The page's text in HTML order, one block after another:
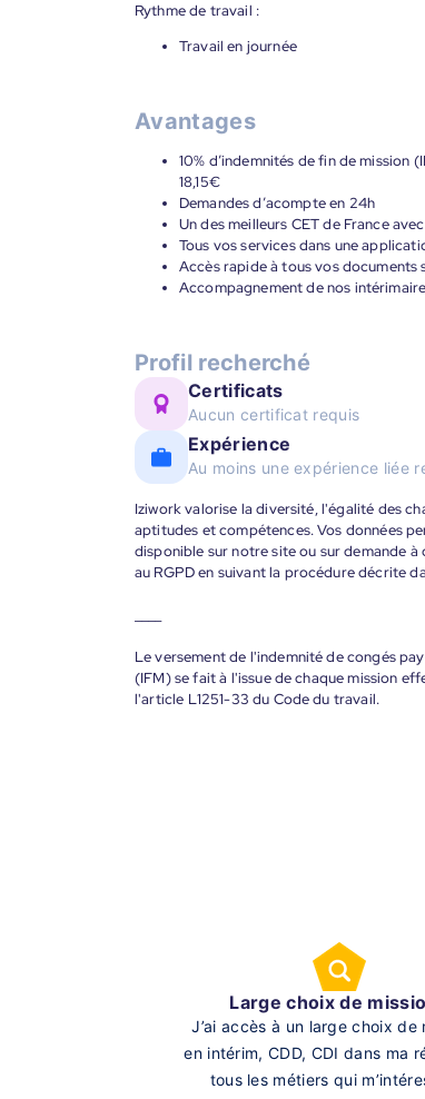
Rythme de travail :
Travail en journée
Avantages
10% d’indemnités de fin de mission
18,15€
Demandes d’acompte en 24h
Un des meilleurs CET de France
Tous vos services dans une
Accès rapide à tous vos
Accompagnement de nos
Profil recherché
Certificats
Aucun certificat requis
Expérience
Au moins une expérience liée
Iziwork valorise la diversité, l'égalité des
aptitudes et compétences. Vos données
disponible sur notre site ou sur demande
au RGPD en suivant la procédure décrite
Le versement de l'indemnité de congés
(IFM) se fait à l'issue de chaque mission
l'article L1251-33 du Code du travail.
Large choix de
J’ai accès à un large choix de
en intérim, CDD, CDI dans ma
tous les métiers qui